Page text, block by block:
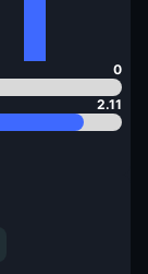
0
2.11